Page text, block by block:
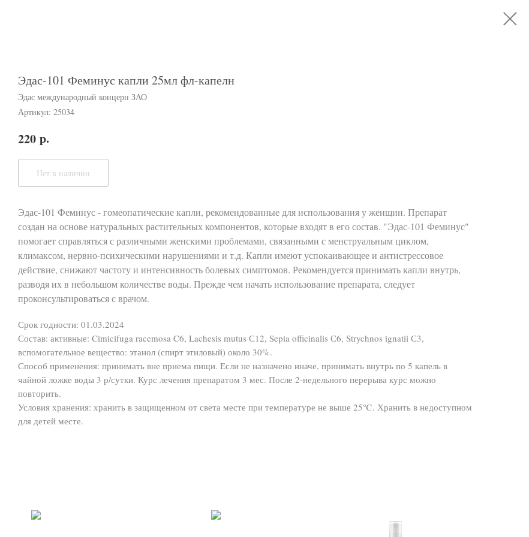
Эдас-101 Феминус капли 25мл фл-капелн
Эдас международный концерн ЗАО
Артикул: 25034
220 р.
Нет в наличии
Эдас-101 Феминус - гомеопатические капли, рекомендованные для использования у женщин. Препарат
создан на основе натуральных растительных компонентов, которые входят в его состав. "Эдас-101 Феминус"
помогает справляться с различными женскими проблемами, связанными с менструальным циклом,
климаксом, нервно-психическими нарушениями и т.д. Капли имеют успокаивающее и антистрессовое
действие, снижают частоту и интенсивность болевых симптомов. Рекомендуется принимать капли внутрь,
разводя их в небольшом количестве воды. Прежде чем начать использование препарата, следует
проконсультироваться с врачом.
Срок годности: 01.03.2024
Состав: активные: Cimicifuga racemosa C6, Lachesis mutus С12, Sepia officinalis С6, Strychnos ignatii С3,
вспомогательное вещество: этанол (спирт этиловый) около 30%.
Способ применения: принимать вне приема пищи. Если не назначено иначе, принимать внутрь по 5 капель в
чайной ложке воды 3 р/сутки. Курс лечения препаратом 3 мес. После 2-недельного перерыва курс можно
повторить.
Условия хранения: хранить в защищенном от света месте при температуре не выше 25℃. Хранить в недоступном
для детей месте.